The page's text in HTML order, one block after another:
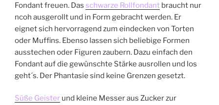
Fondant freuen. Das schwarze Rollfondant braucht nur
ncoh ausgerollt und in Form gebracht werden. Er
eignet sich hervorragend zum eindecken von Torten
oder Muffins. Ebenso lassen sich beliebige Formen
ausstechen oder Figuren zaubern. Dazu einfach den
Fondant auf die gewünschte Stärke ausrollen und los
geht´s. Der Phantasie sind keine Grenzen gesetzt.
Süße Geister und kleine Messer aus Zucker zur